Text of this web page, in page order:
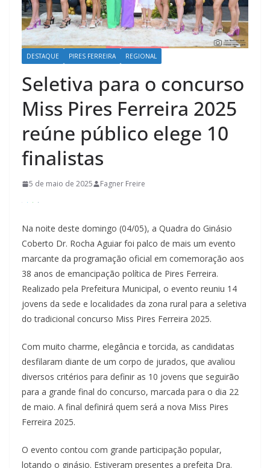
DESTAQUE PIRES FERREIRA REGIONAL
Seletiva para o concurso
Miss Pires Ferreira 2025
reúne público elege 10
finalistas
5 de maio de 2025 Fagner Freire
Na noite deste domingo (04/05), a Quadra do Ginásio
Coberto Dr. Rocha Aguiar foi palco de mais um evento
marcante da programação oficial em comemoração aos
38 anos de emancipação política de Pires Ferreira.
Realizado pela Prefeitura Municipal, o evento reuniu 14
jovens da sede e localidades da zona rural para a seletiva
do tradicional concurso Miss Pires Ferreira 2025.
Com muito charme, elegância e torcida, as candidatas
desfilaram diante de um corpo de jurados, que avaliou
diversos critérios para definir as 10 jovens que seguirão
para a grande final do concurso, marcada para o dia 22
de maio. A final definirá quem será a nova Miss Pires
Ferreira 2025.
O evento contou com grande participação popular,
lotando o ginásio. Estiveram presentes a prefeita Dra.